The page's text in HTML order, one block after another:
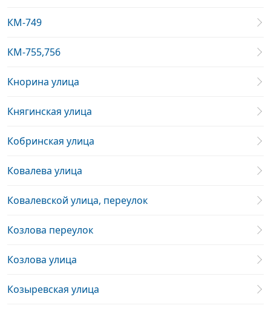
КМ-749
КМ-755,756
Кнорина улица
Княгинская улица
Кобринская улица
Ковалева улица
Ковалевской улица, переулок
Козлова переулок
Козлова улица
Козыревская улица